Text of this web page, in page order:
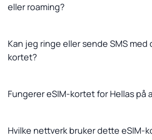
eller roaming?
Kan jeg ringe eller sende SMS med
kortet?
Fungerer eSIM-kortet for Hellas på
Hvilke nettverk bruker dette eSIM-